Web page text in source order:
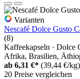
Varianten
Nescafé Dolce Gusto
(8)
Kaffeekapseln · Dolce
Afrika, Brasilien,
ab 6,31 €* (39,44 €/kg)
20 Preise vergleichen